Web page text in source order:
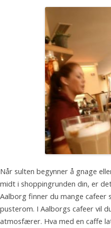
Når sulten begynner å gnage
midt i shoppingrunden din, er
Aalborg finner du mange cafeer
pusterom. I Aalborgs cafeer vil
atmosfærer. Hva med en caffe